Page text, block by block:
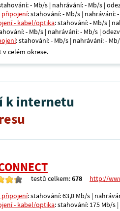
- Mb/s | nahrávání: - Mb/s |
připojení: stahování: - Mb/s | nahrávání:
- kabel/optika: stahování: - Mb/s |
- Mb/s | nahrávání: - Mb/s |
: stahování: - Mb/s | nahrávání: -
celém okrese.
k internetu
testů celkem:678
http://
připojení: stahování: 63,0 Mb/s |
- kabel/optika: stahování: 175 Mb/s